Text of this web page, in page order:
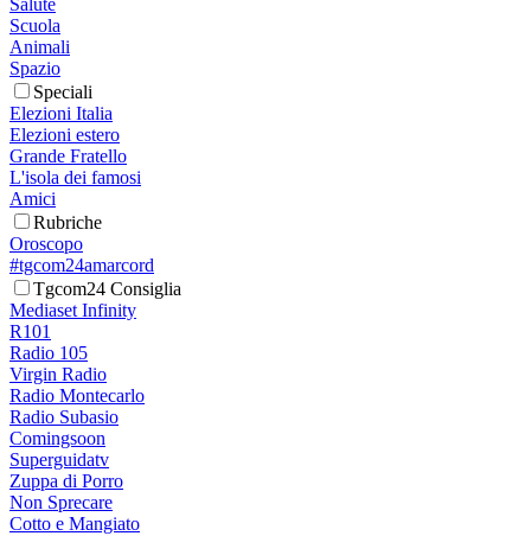
Salute
Scuola
Animali
Spazio
Speciali
Elezioni Italia
Elezioni estero
Grande Fratello
L'isola dei famosi
Amici
Rubriche
Oroscopo
#tgcom24amarcord
Tgcom24 Consiglia
Mediaset Infinity
R101
Radio 105
Virgin Radio
Radio Montecarlo
Radio Subasio
Comingsoon
Superguidatv
Zuppa di Porro
Non Sprecare
Cotto e Mangiato